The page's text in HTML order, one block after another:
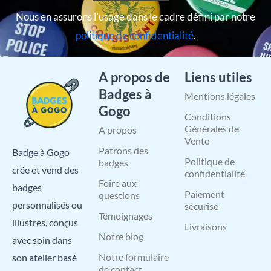
Nous en assurons l’usage dans le cadre défini par notre
politique de confidentialité.
Badge à Gogo
crée et vend des
badges
personnalisés ou
illustrés, conçus
avec soin dans
son atelier basé
A propos de
Badges à
Gogo
A propos
Patrons des
badges
Foire aux
questions
Témoignages
Notre blog
Notre formulaire
Liens utiles
Mentions légales
Conditions
Générales de
Vente
Politique de
confidentialité
Paiement
sécurisé
Livraisons